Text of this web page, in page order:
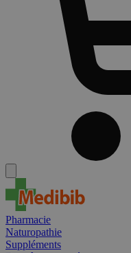
Pharmacie
Naturopathie
Suppléments